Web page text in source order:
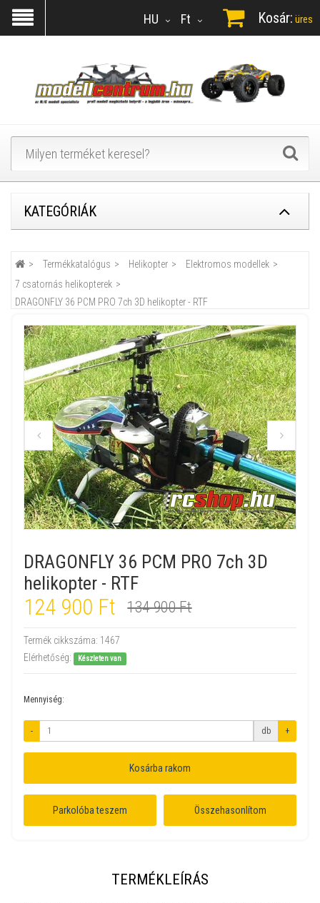
Ft
HU Kosár: üres
KATEGÓRIÁK
Termékkatalógus Helikopter
Elektromos modellek
7 csatornás helikopterek
DRAGONFLY 36 PCM PRO 7ch 3D helikopter - RTF
DRAGONFLY 36 PCM PRO 7ch 3D
helikopter - RTF
124 900 Ft 134 900 Ft
Termék cikkszáma: 1467
Elérhetőség:
Készleten van
Mennyiség:
- db +
Kosárba rakom
Parkolóba teszem Összehasonlítom
TERMÉKLEÍRÁS